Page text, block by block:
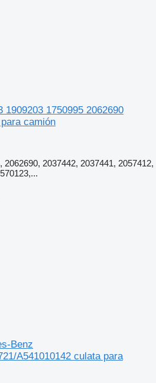
1909203 1750995 2062690
camión
2062690, 2037442, 2037441, 2057412,
Benz
A541010142 culata para